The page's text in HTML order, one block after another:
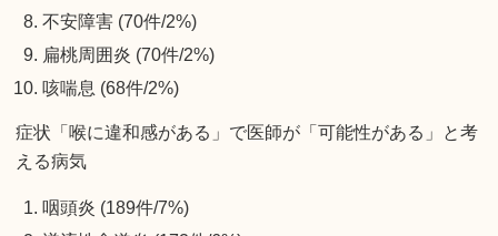
不安障害 (70件/2%)
扁桃周囲炎 (70件/2%)
咳喘息 (68件/2%)
症状「喉に違和感がある」で医師が「可能性がある」と考
える病気
咽頭炎 (189件/7%)